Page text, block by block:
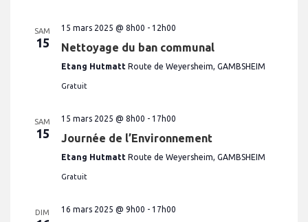
SAM
15
15 mars 2025 @ 8h00 - 12h00
Nettoyage du ban communal
Etang Hutmatt Route de Weyersheim, GAMBSHEIM
Gratuit
SAM
15
15 mars 2025 @ 8h00 - 17h00
Journée de l’Environnement
Etang Hutmatt Route de Weyersheim, GAMBSHEIM
Gratuit
DIM 16 mars 2025 @ 9h00 - 17h00